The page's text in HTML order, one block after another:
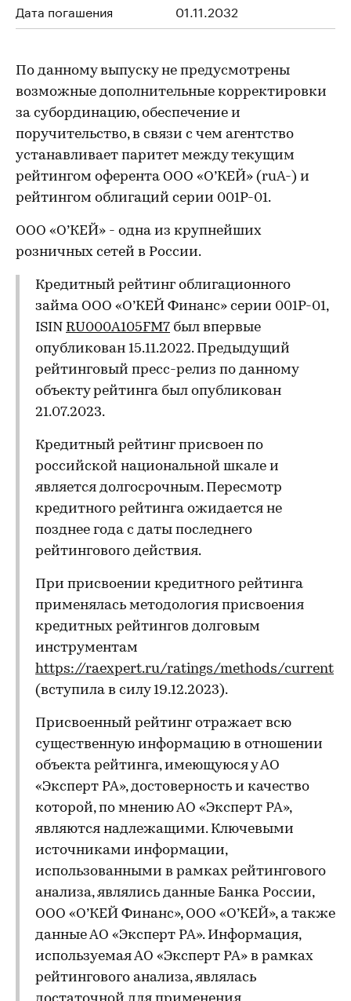
Дата погашения
01.11.2032
По данному выпуску не предусмотрены
возможные дополнительные корректировки
за субординацию, обеспечение и
поручительство, в связи с чем агентство
устанавливает паритет между текущим
рейтингом оферента ООО «О’КЕЙ» (ruA-) и
рейтингом облигаций серии 001P-01.
ООО «О’КЕЙ» - одна из крупнейших
розничных сетей в России.
Кредитный рейтинг облигационного
займа ООО «О’КЕЙ Финанс» серии 001P-01,
ISIN RU000A105FM7 был впервые
опубликован 15.11.2022. Предыдущий
рейтинговый пресс-релиз по данному
объекту рейтинга был опубликован
21.07.2023.
Кредитный рейтинг присвоен по
российской национальной шкале и
является долгосрочным. Пересмотр
кредитного рейтинга ожидается не
позднее года с даты последнего
рейтингового действия.
При присвоении кредитного рейтинга
применялась методология присвоения
кредитных рейтингов долговым
инструментам
https://raexpert.ru/ratings/methods/current
(вступила в силу 19.12.2023).
Присвоенный рейтинг отражает всю
существенную информацию в отношении
объекта рейтинга, имеющуюся у АО
«Эксперт РА», достоверность и качество
которой, по мнению АО «Эксперт РА»,
являются надлежащими. Ключевыми
источниками информации,
использованными в рамках рейтингового
анализа, являлись данные Банка России,
ООО «О’КЕЙ Финанс», ООО «О’КЕЙ», а также
данные АО «Эксперт РА». Информация,
используемая АО «Эксперт РА» в рамках
рейтингового анализа, являлась